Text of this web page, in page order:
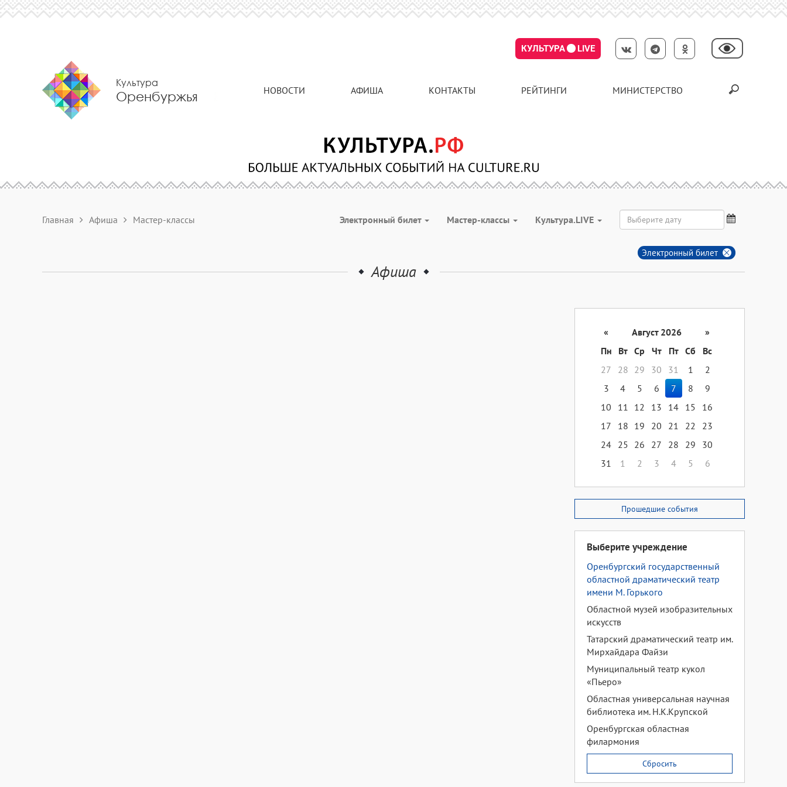
КУЛЬТУРА LIVE
Культура
Оренбуржья НОВОСТИ АФИША КОНТАКТЫ РЕЙТИНГИ МИНИСТЕРСТВО
Главная Афиша Мастер-классы Электронный билет Мастер-классы Культура.LIVE
Электронный билет
Афиша
« Август 2026
»
Пн
Вт Ср Чт Пт Сб
Вс
27
28 29 30 31 1
2
3
4 5 6 7 8
9
10
11 12 13 14 15
16
17
18 19 20 21 22
23
24 25 26 27 28 29
30
31
1 2 3 4 5 6
Прошедшие события
Выберите учреждение
Оренбургский государственный
областной драматический театр
имени М. Горького
Областной музей изобразительных
искусств
Татарский драматический театр им.
Мирхайдара Файзи
Муниципальный театр кукол
«Пьеро»
Областная универсальная научная
библиотека им. Н.К.Крупской
Оренбургская областная
филармония
Сбросить